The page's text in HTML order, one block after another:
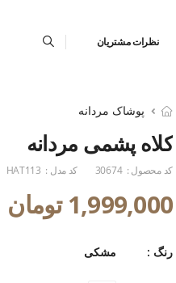
نظرات مشتریان
پوشاک مردانه
کلاه پشمی مردانه
کد محصول : 30674 کد مدل : HAT113
1,999,000 تومان
رنگ : مشکی